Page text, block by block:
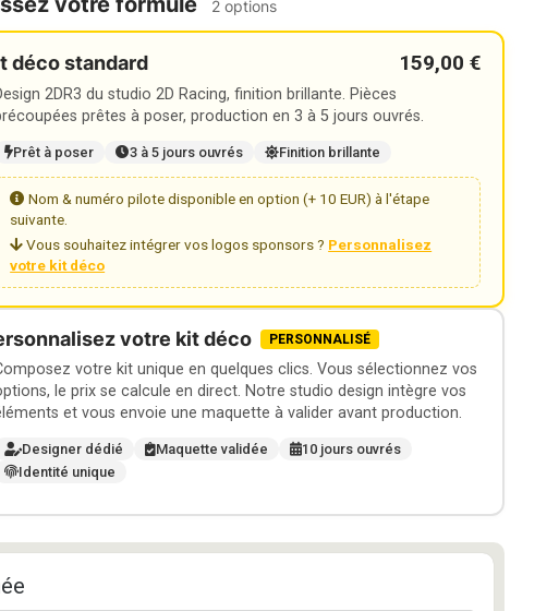
2 options
déco standard 159,00 €
2DR3 du studio 2D Racing, finition brillante. Pièces
prêtes à poser, production en 3 à 5 jours ouvrés.
Prêt à poser 3 à 5 jours ouvrés Finition brillante
Nom & numéro pilote disponible en option (+ 10 EUR) à l'étape
suivante.
Vous souhaitez intégrer vos logos sponsors ? Personnalisez
votre kit déco
votre kit déco PERSONNALISÉ
votre kit unique en quelques clics. Vous sélectionnez vos
le prix se calcule en direct. Notre studio design intègre vos
et vous envoie une maquette à valider avant production.
Designer dédié Maquette validée
10 jours ouvrés
Identité unique